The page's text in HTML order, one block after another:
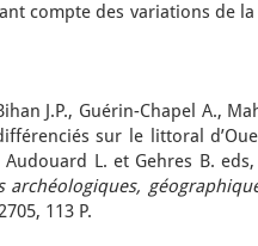
compte des variations de
J.P., Guérin-Chapel A.,
sur le littoral
L. et Gehres B. eds,
archéologiques,
113 P.